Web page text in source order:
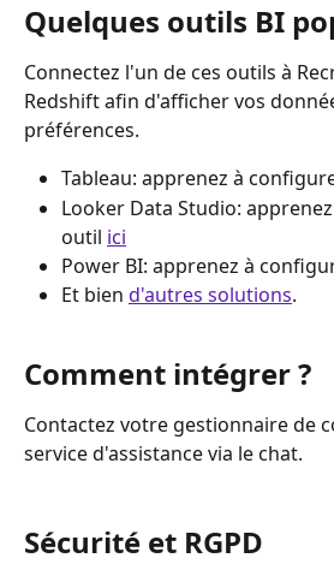
Quelques outils BI
Connectez l'un de ces outils à
Redshift afin d'afficher vos
préférences.
Tableau: apprenez à
Looker Data Studio:
outil ici
Power BI: apprenez à
Et bien d'autres solutions.
Comment intégrer ?
Contactez votre gestionnaire de
service d'assistance via le chat.
Sécurité et RGPD